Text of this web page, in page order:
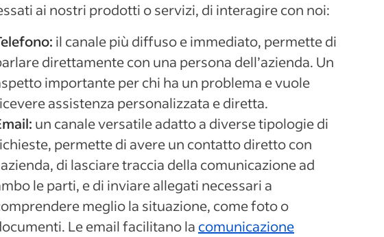
ai nostri prodotti o servizi, di interagire con noi:
il canale più diffuso e immediato, permette di
direttamente con una persona dell’azienda. Un
importante per chi ha un problema e vuole
assistenza personalizzata e diretta.
un canale versatile adatto a diverse tipologie di
permette di avere un contatto diretto con
di lasciare traccia della comunicazione ad
le parti, e di inviare allegati necessari a
meglio la situazione, come foto o
Le email facilitano la comunicazione